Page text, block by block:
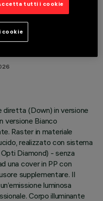
diretta (Down) in versione
versione Bianco
Raster in materiale
realizzato con sistema
Diamond) - senza
una cover in PP con
supplementare. Il
luminosa
Corpo illuminante
tutti i cookie
cookie